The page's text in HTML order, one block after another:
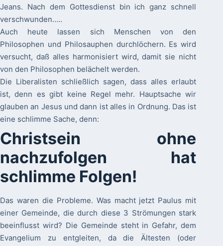
Jeans. Nach dem Gottesdienst bin ich ganz schnell
verschwunden…..
Auch heute lassen sich Menschen von den
Philosophen und Philosauphen durchlöchern. Es wird
versucht, daß alles harmonisiert wird, damit sie nicht
von den Philosophen belächelt werden.
Die Liberalisten schließlich sagen, dass alles erlaubt
ist, denn es gibt keine Regel mehr. Hauptsache wir
glauben an Jesus und dann ist alles in Ordnung. Das ist
eine schlimme Sache, denn:
Christsein ohne
nachzufolgen hat
schlimme Folgen!
Das waren die Probleme. Was macht jetzt Paulus mit
einer Gemeinde, die durch diese 3 Strömungen stark
beeinflusst wird? Die Gemeinde steht in Gefahr, dem
Evangelium zu entgleiten, da die Ältesten (oder